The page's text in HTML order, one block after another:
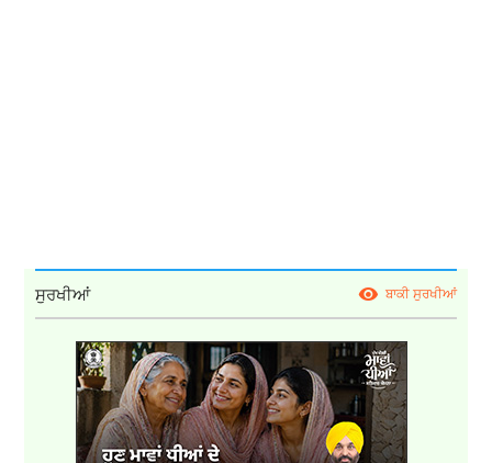
ਸੁਰਖੀਆਂ ਬਾਕੀ ਸੁਰਖੀਆਂ